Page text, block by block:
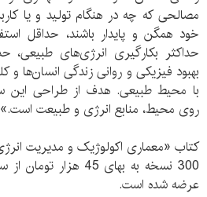
مصالحی که چه در هنگام تولید و یا
خود همگن و پایدار باشند، حداقل
حداکثر بکارگیری انرژی‌های
بهبود فیزیکی و روانی زندگی انسان‌ها و
با محیط طبیعی. هدف از طراحی این
روی محیط، منابع انرژی و طبیعت است.»
300 نسخه به بهای 45
عرضه شده است.